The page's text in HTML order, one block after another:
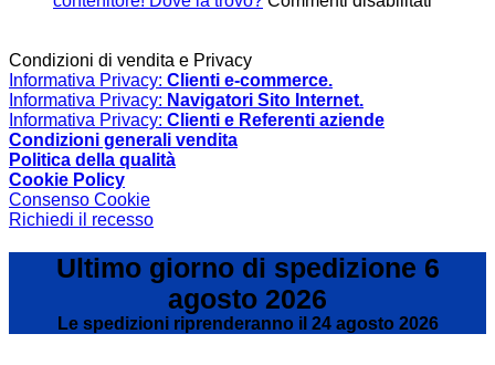
la
trovo?
Condizioni di vendita e Privacy
Informativa Privacy: Clienti e-commerce.
Informativa Privacy: Navigatori Sito Internet.
Informativa Privacy: Clienti e Referenti aziende
Condizioni generali vendita
Politica della qualità
Cookie Policy
Consenso Cookie
Richiedi il recesso
Ultimo giorno di spedizione 6
agosto 2026
Le spedizioni riprenderanno il 24 agosto 2026